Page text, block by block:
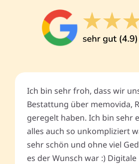
Ich bin sehr froh, dass wir
Bestattung über memovida,
geregelt haben. Ich bin sehr
alles auch so unkompliziert
sehr schön und ohne viel
es der Wunsch war :) Digitale